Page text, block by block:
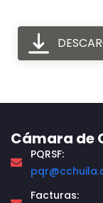
Cámara de
PQRSF:
Facturas: